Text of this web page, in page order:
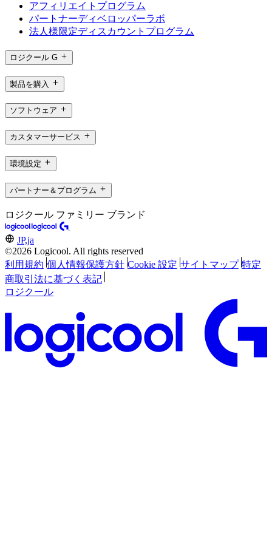
アフィリエイトプログラム
パートナーディベロッパーラボ
法人様限定ディスカウントプログラム
ロジクール G
製品を購入
ソフトウェア
カスタマーサービス
環境設定
パートナー＆プログラム
ロジクール ファミリー ブランド
JP,ja
©2026 Logicool. All rights reserved
利用規約 個人情報保護方針 Cookie 設定 サイトマップ 特定
商取引法に基づく表記
ロジクール